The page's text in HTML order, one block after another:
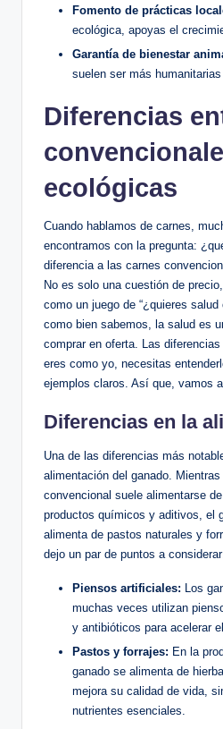
Fomento de prácticas
ecológica, apoyas el
Garantía de bienestar
suelen ser más humanitarias
Diferencias
ecológicas
Cuando hablamos de carnes,
encontramos con la pregunta:
diferencia a las carnes
No es solo una cuestión de
como un juego de “¿quieres salud
como bien sabemos, la salud es
comprar en oferta. Las
eres como yo, necesitas
ejemplos claros. Así que, vamos
Diferencias en la
Una de las diferencias más
alimentación del ganado.
convencional suele alimentarse
productos químicos y aditivos, el
alimenta de pastos naturales y
dejo un par de puntos a
Piensos artificiales: Los
muchas veces utilizan
y antibióticos para acelerar
Pastos y forrajes: En la
ganado se alimenta de
mejora su calidad de vida,
nutrientes esenciales.